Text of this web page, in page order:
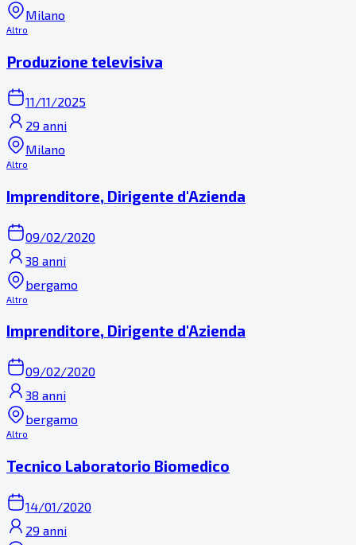
Milano
Altro
Produzione televisiva
11/11/2025
29 anni
Milano
Altro
Imprenditore, Dirigente d'Azienda
09/02/2020
38 anni
bergamo
Altro
Imprenditore, Dirigente d'Azienda
09/02/2020
38 anni
bergamo
Altro
Tecnico Laboratorio Biomedico
14/01/2020
29 anni